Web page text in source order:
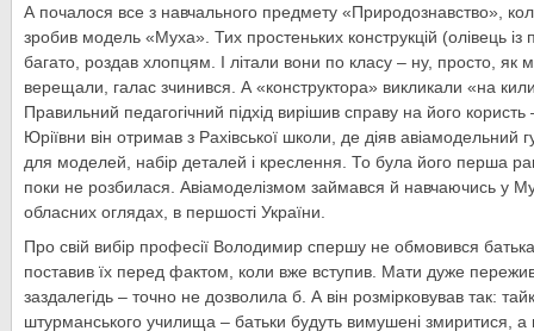
А почалося все з навчального предмету «Природознавство»,
зробив модель «Муха». Тих простеньких конструкцій (олівець із
багато, роздав хлопцям. І літали вони по класу – ну, просто, як
верещали, галас зчинився. А «конструктора» викликали «на
Правильний педагогічний підхід вирішив справу на його
Юріївни він отримав з Рахівської школи, де діяв авіамодельний
для моделей, набір деталей і креслення. То була його перша
поки не розбилася. Авіамоделізмом займався й навчаючись у
обласних оглядах, в першості України.
Про свій вибір професії Володимир спершу не обмовився
поставив їх перед фактом, коли вже вступив. Мати дуже
заздалегідь – точно не дозволила б. А він розмірковував так:
штурманського училища – батьки будуть вимушені змиритися, а